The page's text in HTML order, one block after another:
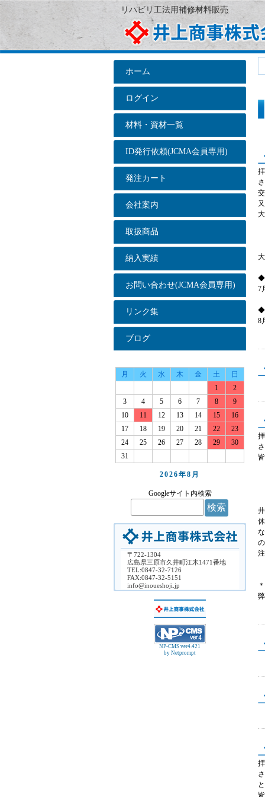
リハビリ工法用補修材料販売
ホーム
ログイン
材料・資材一覧
ID発行依頼(JCMA会員専用)
発注カート
会社案内
取扱商品
納入実績
お問い合わせ(JCMA会員専用)
リンク集
ブログ
月 火 水 木 金 土
日
1
2
3
4 5 6 7 8
9
10
11 12 13 14 15
16
17
18 19 20 21 22
23
24
25 26 27 28 29
30
31
2026年8月
Googleサイト内検索
〒722-1304
広島県三原市久井町江木1471番地
TEL:0847-32-7126
FAX:0847-32-5151
info@inoueshoji.jp
NP-CMS ver4.421
by Netprompt
◆
7
◆
8